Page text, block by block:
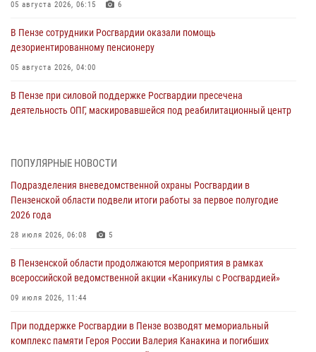
05 августа 2026, 06:15 6
В Пензе сотрудники Росгвардии оказали помощь
дезориентированному пенсионеру
05 августа 2026, 04:00
В Пензе при силовой поддержке Росгвардии пресечена
деятельность ОПГ, маскировавшейся под реабилитационный центр
работы за первое полугодие 2026 года
Росгвардия обеспечила безопасность праздничных мероприятий в
1
В Пензе сотрудники Росгвардии задержали мужчину, который
дома
03 августа 2026, 05:59
ПОПУЛЯРНЫЕ НОВОСТИ
Подразделения вневедомственной охраны Росгвардии в
Пензенской области подвели итоги работы за первое полугодие
2026 года
28 июля 2026, 06:08 5
В Пензенской области продолжаются мероприятия в рамках
всероссийской ведомственной акции «Каникулы с Росгвардией»
09 июля 2026, 11:44
При поддержке Росгвардии в Пензе возводят мемориальный
комплекс памяти Героя России Валерия Канакина и погибших